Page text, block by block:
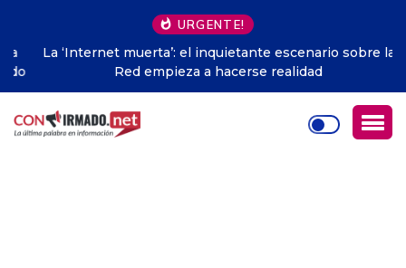
URGENTE!
La ‘Internet muerta’: el inquietante escenario sobre la
Red empieza a hacerse realidad